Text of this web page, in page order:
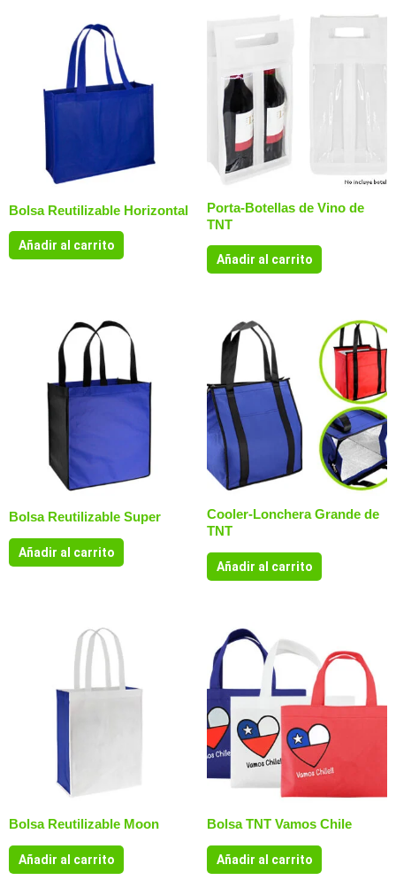
Bolsa Reutilizable Horizontal
Añadir al carrito
Porta-Botellas de Vino de
TNT
Añadir al carrito
Bolsa Reutilizable Super
Añadir al carrito
Cooler-Lonchera Grande de
TNT
Añadir al carrito
Bolsa Reutilizable Moon
Añadir al carrito
Bolsa TNT Vamos Chile
Añadir al carrito